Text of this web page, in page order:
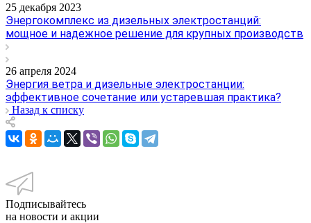
25 декабря 2023
Энергокомплекс из дизельных электростанций:
мощное и надежное решение для крупных производств
26 апреля 2024
Энергия ветра и дизельные электростанции:
эффективное сочетание или устаревшая практика?
Назад к списку
Подписывайтесь
на новости и акции